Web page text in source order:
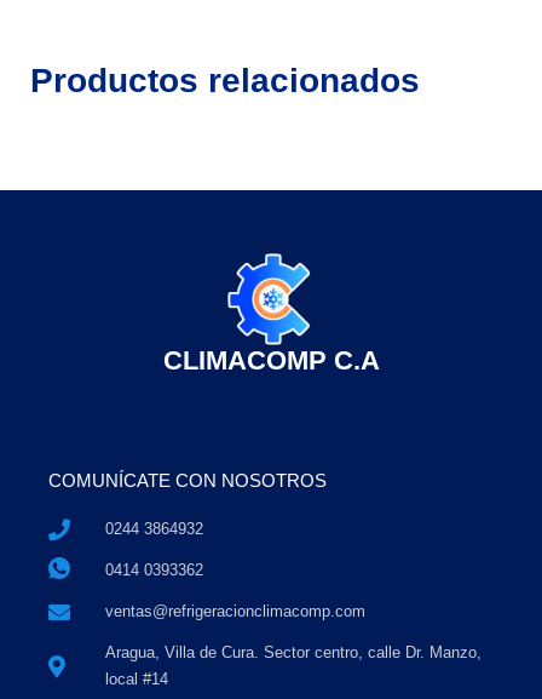
Productos relacionados
CLIMACOMP C.A
COMUNÍCATE CON NOSOTROS
0244 3864932
0414 0393362
ventas@refrigeracionclimacomp.com
Aragua, Villa de Cura. Sector centro, calle Dr. Manzo,
local #14